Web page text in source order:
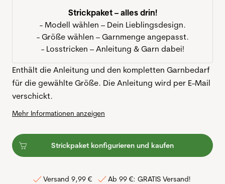
Strickpaket – alles drin!
- Modell wählen – Dein Lieblingsdesign.
- Größe wählen – Garnmenge angepasst.
- Losstricken – Anleitung & Garn dabei!
Enthält die Anleitung und den kompletten Garnbedarf
für die gewählte Größe. Die Anleitung wird per E-Mail
verschickt.
Mehr Informationen anzeigen
Strickpaket konfigurieren und kaufen
Versand 9,99 €
Ab 99 €: GRATIS Versand!